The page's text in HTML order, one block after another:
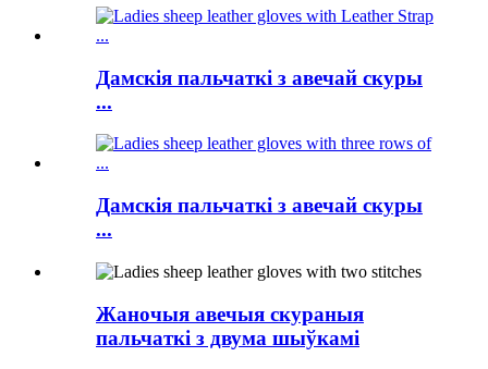
Дамскія пальчаткі з авечай скуры
...
Дамскія пальчаткі з авечай скуры
...
Жаночыя авечыя скураныя
пальчаткі з двума шыўкамі